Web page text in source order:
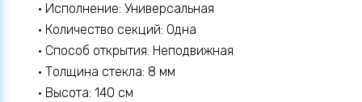
• Исполнение: Универсальная
• Количество секций: Одна
• Способ открытия: Неподвижная
• Толщина стекла: 8 мм
• Высота: 140 см